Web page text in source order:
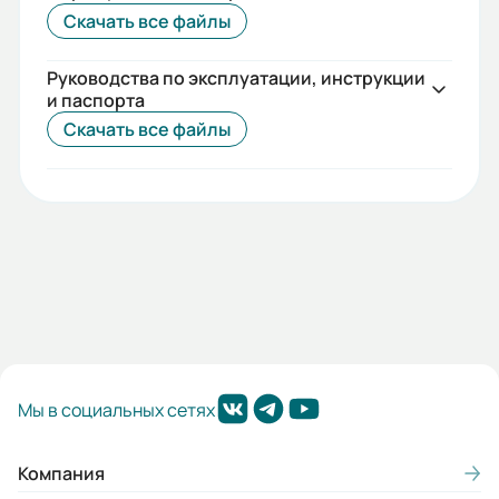
30
Габариты (ШхВхГ, м):
0.28x0.3x0.5
Скачать все файлы
Руководства по эксплуатации, инструкции
и паспорта
Скачать все файлы
Мы в социальных сетях
Компания